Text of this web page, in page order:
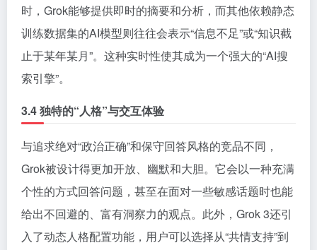
时，Grok能够提供即时的摘要和分析，而其他依赖静态
训练数据集的AI模型则往往会表示“信息不足”或“知识截
止于某年某月”。这种实时性使其成为一个强大的“AI搜
索引擎”。
3.4 独特的“人格”与交互体验
与追求绝对“政治正确”和保守回答风格的竞品不同，
Grok被设计得更加开放、幽默和大胆。它会以一种充满
个性的方式回答问题，甚至在面对一些敏感话题时也能
给出不回避的、富有洞察力的观点。此外，Grok 3还引
入了动态人格配置功能，用户可以选择从“共情支持”到